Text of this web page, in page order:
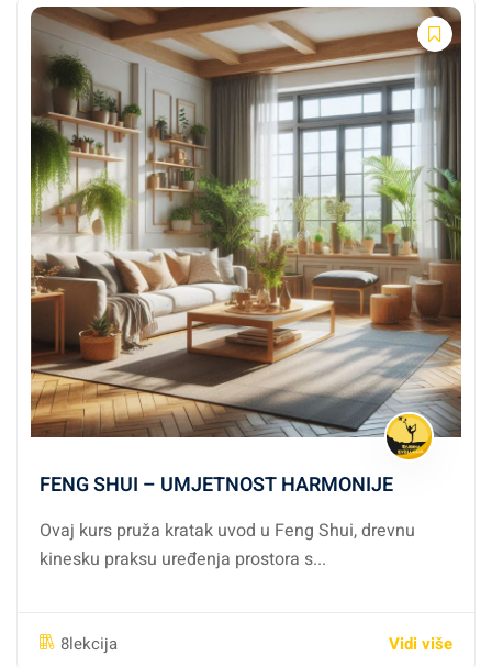
FENG SHUI – UMJETNOST HARMONIJE
Ovaj kurs pruža kratak uvod u Feng Shui, drevnu
kinesku praksu uređenja prostora s...
8lekcija Vidi više